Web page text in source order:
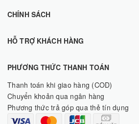
CHÍNH SÁCH
HỖ TRỢ KHÁCH HÀNG
PHƯƠNG THỨC THANH TOÁN
Thanh toán khi giao hàng (COD)
Chuyển khoản qua ngân hàng
Phương thức trả góp qua thẻ tín dụng